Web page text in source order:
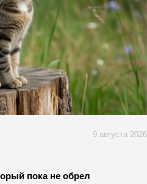
9 августа 2026
пока не обрел